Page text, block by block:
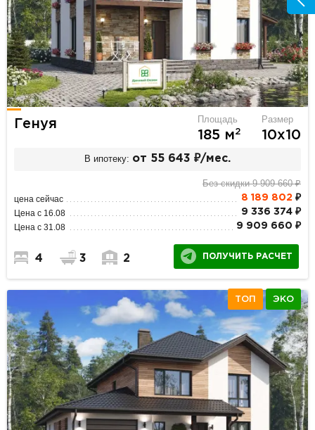
Генуя Площадь
185 м2
Размер
10х10
В ипотеку: от 55 643 ₽/мес.
Без скидки 9 909 660 ₽
цена сейчас 8 189 802 ₽
Цена с 16.08 9 336 374 ₽
Цена с 31.08 9 909 660 ₽
4 3 2 ПОЛУЧИТЬ РАСЧЕТ
ТОП ЭКО